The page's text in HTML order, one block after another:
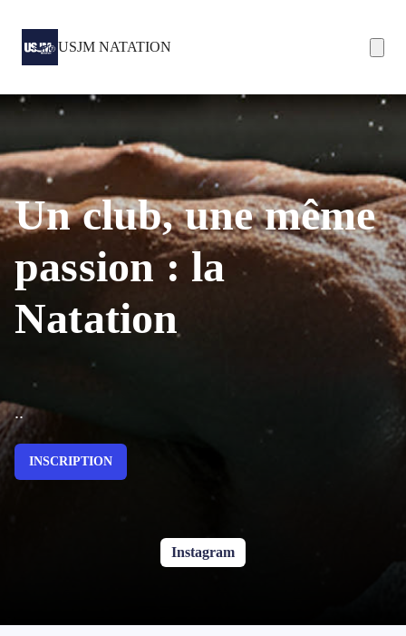
USJM NATATION
Un club, une même
passion : la
Natation
..
INSCRIPTION
Instagram